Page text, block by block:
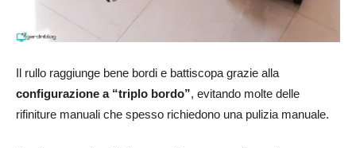
Il rullo raggiunge bene bordi e battiscopa grazie alla
configurazione a “triplo bordo”, evitando molte delle
rifiniture manuali che spesso richiedono una pulizia manuale.